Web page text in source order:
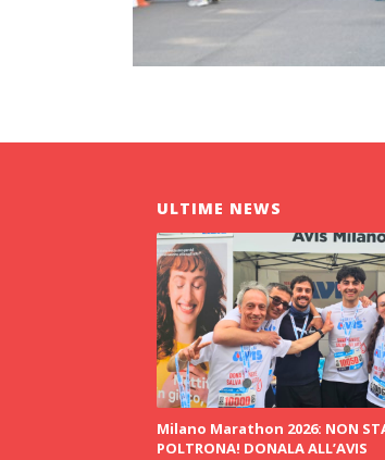
ULTIME NEWS
Milano Marathon 2026: NON
POLTRONA! DONALA ALL’AVIS